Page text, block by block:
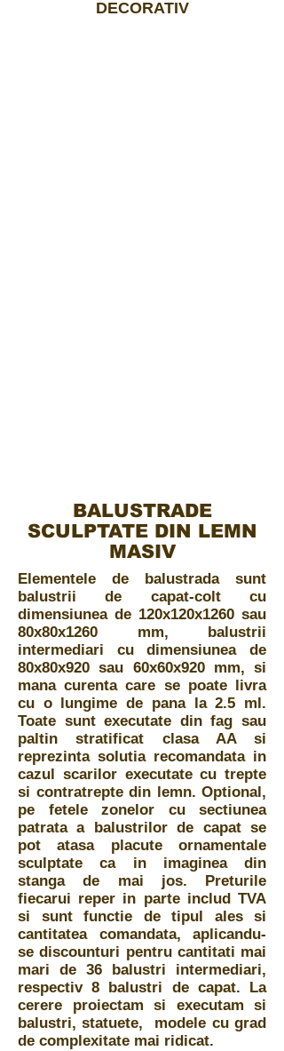
DECORATIV
BALUSTRADE
SCULPTATE DIN LEMN
MASIV
Elementele de balustrada sunt
balustrii de capat-colt cu
dimensiunea de 120x120x1260 sau
80x80x1260 mm, balustrii
intermediari cu dimensiunea de
80x80x920 sau 60x60x920 mm, si
mana curenta care se poate livra
cu o lungime de pana la 2.5 ml.
Toate sunt executate din fag sau
paltin stratificat clasa AA si
reprezinta solutia recomandata in
cazul scarilor executate cu trepte
si contratrepte din lemn. Optional,
pe fetele zonelor cu sectiunea
patrata a balustrilor de capat se
pot atasa placute ornamentale
sculptate ca in imaginea din
stanga de mai jos. Preturile
fiecarui reper in parte includ TVA
si sunt functie de tipul ales si
cantitatea comandata, aplicandu-
se discounturi pentru cantitati mai
mari de 36 balustri intermediari,
respectiv 8 balustri de capat. La
cerere proiectam si executam si
balustri, statuete, modele cu grad
de complexitate mai ridicat.